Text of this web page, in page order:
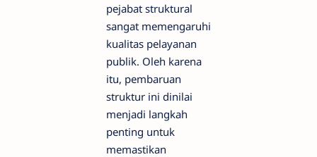
pejabat struktural
sangat memengaruhi
kualitas pelayanan
publik. Oleh karena
itu, pembaruan
struktur ini dinilai
menjadi langkah
penting untuk
memastikan